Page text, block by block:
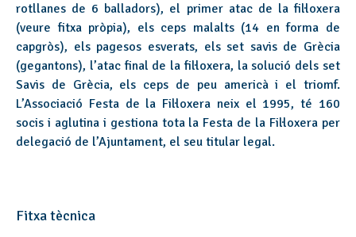
rotllanes de 6 balladors), el primer atac de la fil·loxera
(veure fitxa pròpia), els ceps malalts (14 en forma de
capgròs), els pagesos esverats, els set savis de Grècia
(gegantons), l’atac final de la fil·loxera, la solució dels set
Savis de Grècia, els ceps de peu americà i el triomf.
L’Associació Festa de la Fil·loxera neix el 1995, té 160
socis i aglutina i gestiona tota la Festa de la Fil·loxera per
delegació de l’Ajuntament, el seu titular legal.
Fitxa tècnica